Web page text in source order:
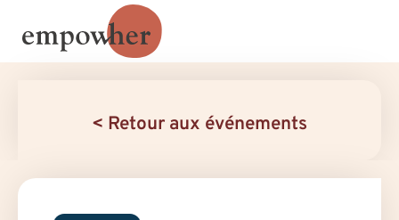
< Retour aux événements